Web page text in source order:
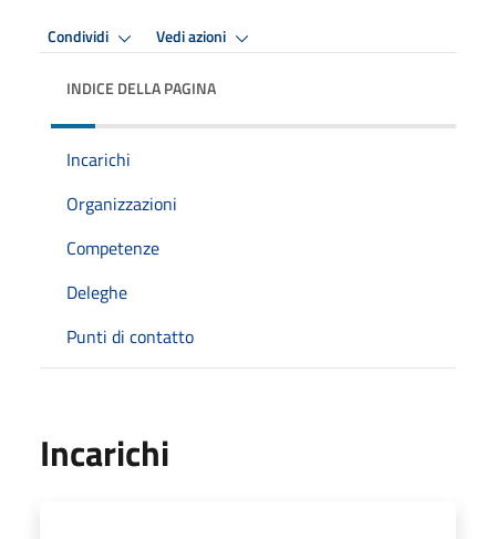
Condividi Vedi azioni
INDICE DELLA PAGINA
Incarichi
Organizzazioni
Competenze
Deleghe
Punti di contatto
Incarichi